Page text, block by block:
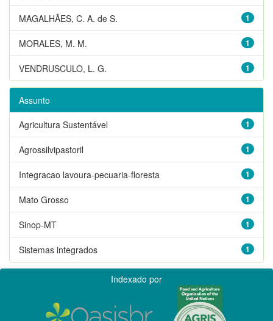
1
MAGALHÃES, C. A. de S.
1
MORALES, M. M.
1
VENDRUSCULO, L. G.
Assunto
1
Agricultura Sustentável
1
Agrossilvipastoril
1
Integracao lavoura-pecuaria-floresta
1
Mato Grosso
1
Sinop-MT
1
Sistemas integrados
Indexado por